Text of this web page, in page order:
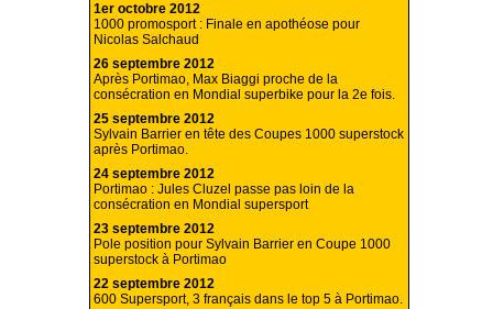
1er octobre 2012
1000 promosport : Finale en apothéose pour
Nicolas Salchaud
26 septembre 2012
Après Portimao, Max Biaggi proche de la
consécration en Mondial superbike pour la 2e fois.
25 septembre 2012
Sylvain Barrier en tête des Coupes 1000 superstock
après Portimao.
24 septembre 2012
Portimao : Jules Cluzel passe pas loin de la
consécration en Mondial supersport
23 septembre 2012
Pole position pour Sylvain Barrier en Coupe 1000
superstock à Portimao
22 septembre 2012
600 Supersport, 3 français dans le top 5 à Portimao.